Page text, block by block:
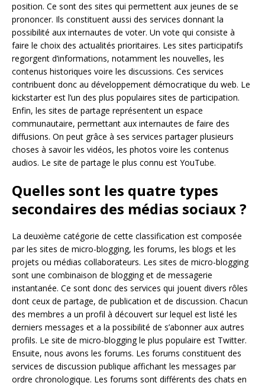
position. Ce sont des sites qui permettent aux jeunes de se
prononcer. Ils constituent aussi des services donnant la
possibilité aux internautes de voter. Un vote qui consiste à
faire le choix des actualités prioritaires. Les sites participatifs
regorgent d’informations, notamment les nouvelles, les
contenus historiques voire les discussions. Ces services
contribuent donc au développement démocratique du web. Le
kickstarter est l’un des plus populaires sites de participation.
Enfin, les sites de partage représentent un espace
communautaire, permettant aux internautes de faire des
diffusions. On peut grâce à ses services partager plusieurs
choses à savoir les vidéos, les photos voire les contenus
audios. Le site de partage le plus connu est YouTube.
Quelles sont les quatre types
secondaires des médias sociaux ?
La deuxième catégorie de cette classification est composée
par les sites de micro-blogging, les forums, les blogs et les
projets ou médias collaborateurs. Les sites de micro-blogging
sont une combinaison de blogging et de messagerie
instantanée. Ce sont donc des services qui jouent divers rôles
dont ceux de partage, de publication et de discussion. Chacun
des membres a un profil à découvert sur lequel est listé les
derniers messages et a la possibilité de s’abonner aux autres
profils. Le site de micro-blogging le plus populaire est Twitter.
Ensuite, nous avons les forums. Les forums constituent des
services de discussion publique affichant les messages par
ordre chronologique. Les forums sont différents des chats en